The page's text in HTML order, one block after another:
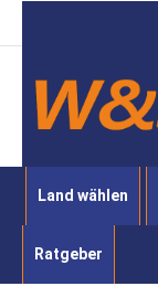
Land wählen
Ratgeber